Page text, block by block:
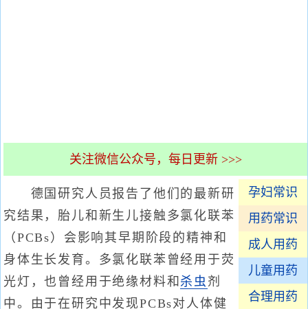
关注微信公众号，每日更新 >>>
孕妇常识
用药常识
成人用药
儿童用药
合理用药
德国研究人员报告了他们的最新研
究结果，胎儿和新生儿接触多氯化联苯
（PCBs）会影响其早期阶段的精神和
身体生长发育。多氯化联苯曾经用于荧
光灯，也曾经用于绝缘材料和 杀虫 剂
中。由于在研究中发现PCBs对人体健